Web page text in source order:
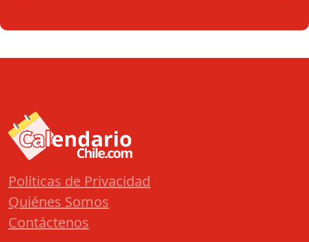
Políticas de Privacidad
Quiénes Somos
Contáctenos